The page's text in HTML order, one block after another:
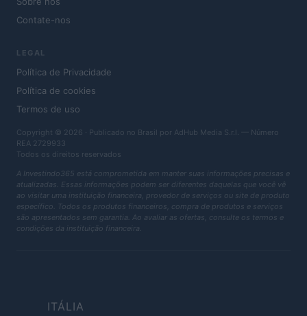
Contate-nos
LEGAL
Política de Privacidade
Política de cookies
Termos de uso
Copyright © 2026 · Publicado no Brasil por AdHub Media S.r.l. — Número
REA 2729933
Todos os direitos reservados
A Investindo365 está comprometida em manter suas informações precisas e
atualizadas. Essas informações podem ser diferentes daquelas que você vê
ao visitar uma instituição financeira, provedor de serviços ou site de produto
específico. Todos os produtos financeiros, compra de produtos e serviços
são apresentados sem garantia. Ao avaliar as ofertas, consulte os termos e
condições da instituição financeira.
ITÁLIA